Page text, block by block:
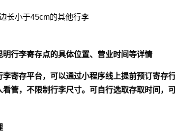
长小于45cm的其他行李
行李寄存点的具体位置、营业时间等详情
寄存平台，可以通过小程序线上提前预订寄存
管，不限制行李尺寸。可自行选取存取时间，